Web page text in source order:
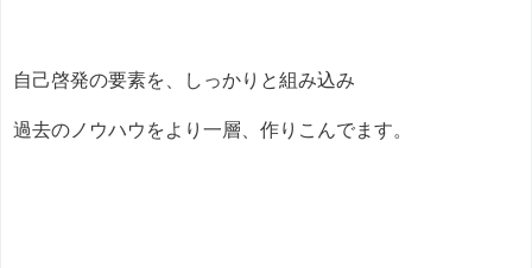
自己啓発の要素を、しっかりと組み込み
過去のノウハウをより一層、作りこんでます。